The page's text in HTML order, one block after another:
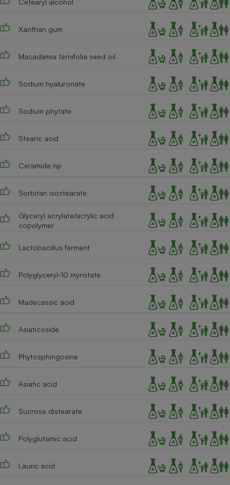
Cetearyl alcohol
Xanthan gum
Macadamia ternifolia seed oil
Sodium hyaluronate
Sodium phytate
Stearic acid
Ceramide np
Sorbitan isostearate
Glyceryl acrylate/acrylic acid
copolymer
Lactobacillus ferment
Polyglyceryl-10 myristate
Madecassic acid
Asiaticoside
Phytosphingosine
Asiatic acid
Sucrose distearate
Polyglutamic acid
Lauric acid